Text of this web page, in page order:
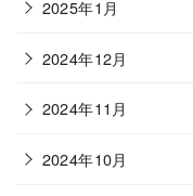
2025年1月
2024年12月
2024年11月
2024年10月